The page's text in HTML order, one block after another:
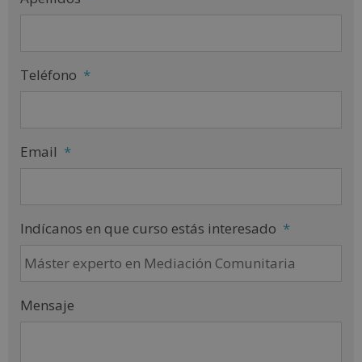
Teléfono *
Email *
Indícanos en que curso estás interesado *
Mensaje